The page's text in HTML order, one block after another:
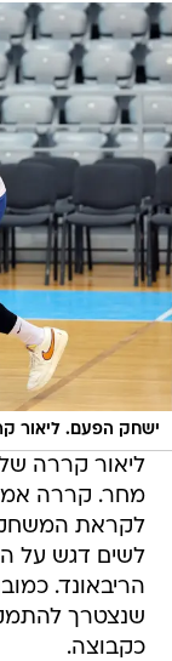
ישחק הפעם. ליאור
ליאור קררה
מחר. קררה
לקראת המשחק
לשים דגש על
הריבאונד.
שנצטרך
כקבוצה.